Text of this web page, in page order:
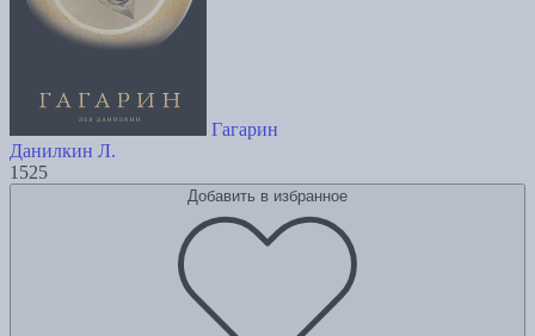
Гагарин
Данилкин Л.
1525
Добавить в избранное